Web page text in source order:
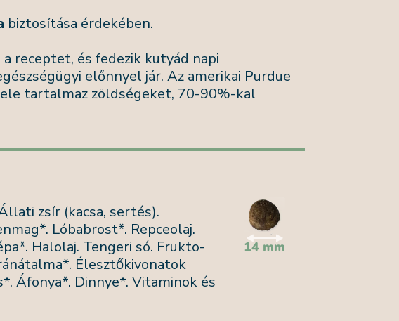
biztosítása érdekében.
receptet, és fedezik kutyád napi
előnnyel jár. Az amerikai Purdue
tartalmaz zöldségeket, 70-90%-kal
zsír (kacsa, sertés).
Lóbabrost*. Repceolaj.
Halolaj. Tengeri só. Frukto-
Élesztőkivonatok
Áfonya*. Dinnye*. Vitaminok és